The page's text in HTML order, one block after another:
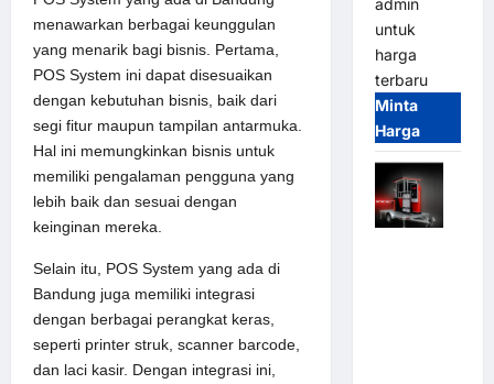
menawarkan berbagai keunggulan
yang menarik bagi bisnis. Pertama,
POS System ini dapat disesuaikan
dengan kebutuhan bisnis, baik dari
segi fitur maupun tampilan antarmuka.
Hal ini memungkinkan bisnis untuk
memiliki pengalaman pengguna yang
lebih baik dan sesuai dengan
keinginan mereka.
Selain itu, POS System yang ada di
Bandung juga memiliki integrasi
dengan berbagai perangkat keras,
seperti printer struk, scanner barcode,
dan laci kasir. Dengan integrasi ini,
admin
untuk
harga
terbaru
Minta
Harga